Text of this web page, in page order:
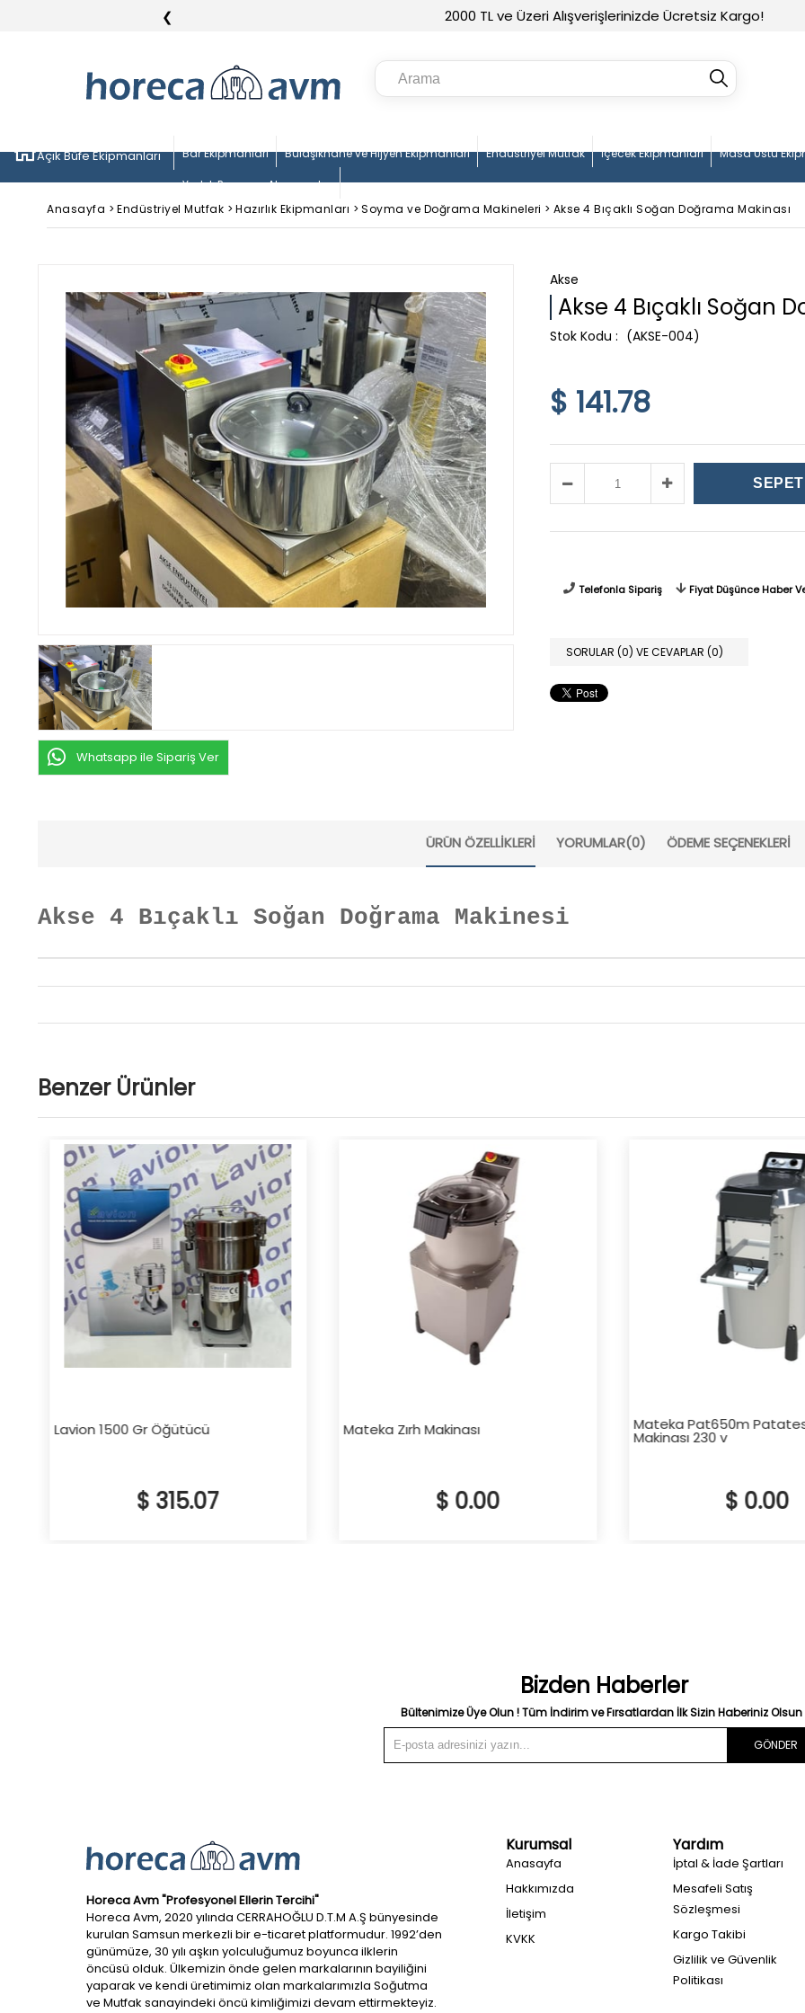
2000 TL ve Üzeri Alışverişlerinizde Ücretsiz Kargo!
❮
Açık Büfe Ekipmanları Bar Ekipmanları Bulaşıkhane ve Hijyen Ekipmanları Endüstriyel Mutfak İçecek Ekipmanları Masa Üstü
Yedek Parça ve Aksesuarlar
Anasayfa > Endüstriyel Mutfak > Hazırlık Ekipmanları > Soyma ve Doğrama Makineleri > Akse 4 Bıçaklı Soğan Doğrama Makinası
Whatsapp ile Sipariş Ver
Akse
Akse 4 Bıçaklı Soğan
(AKSE-004)
$ 141.78
Telefonla Sipariş Fiyat Düşünce Haber
SORULAR (0) VE CEVAPLAR (0)
ÜRÜN ÖZELLIKLERI YORUMLAR(0) ÖDEME SEÇENEKLERI
Akse 4 Bıçaklı Soğan Doğrama Makinesi
Benzer Ürünler
Lavion 1500 Gr Öğütücü
$ 315.07
Mateka Zırh Makinası
$ 0.00
Mateka Pat650m Patates
Makinası 230 v
$ 0.00
Bizden Haberler
Bültenimize Üye Olun ! Tüm İndirim ve Fırsatlardan İlk Sizin Haberiniz Olsun
GÖNDER
Horeca Avm "Profesyonel Ellerin Tercihi"
Horeca Avm, 2020 yılında CERRAHOĞLU D.T.M A.Ş bünyesinde
kurulan Samsun merkezli bir e-ticaret platformudur. 1992’den
günümüze, 30 yılı aşkın yolculuğumuz boyunca ilklerin
öncüsü olduk. Ülkemizin önde gelen markalarının bayiliğini
yaparak ve kendi üretimimiz olan markalarımızla Soğutma
ve Mutfak sanayindeki öncü kimliğimizi devam ettirmekteyiz.
Kurumsal
Anasayfa
Hakkımızda
İletişim
KVKK
Yardım
İptal & İade Şartları
Mesafeli Satış
Sözleşmesi
Kargo Takibi
Gizlilik ve Güvenlik
Politikası